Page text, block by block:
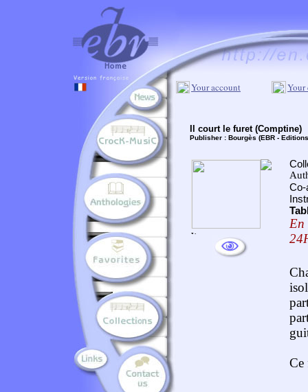
Your account Your
Il court le furet (Comptine)
Publisher : Bourgès (EBR -
En
Ce